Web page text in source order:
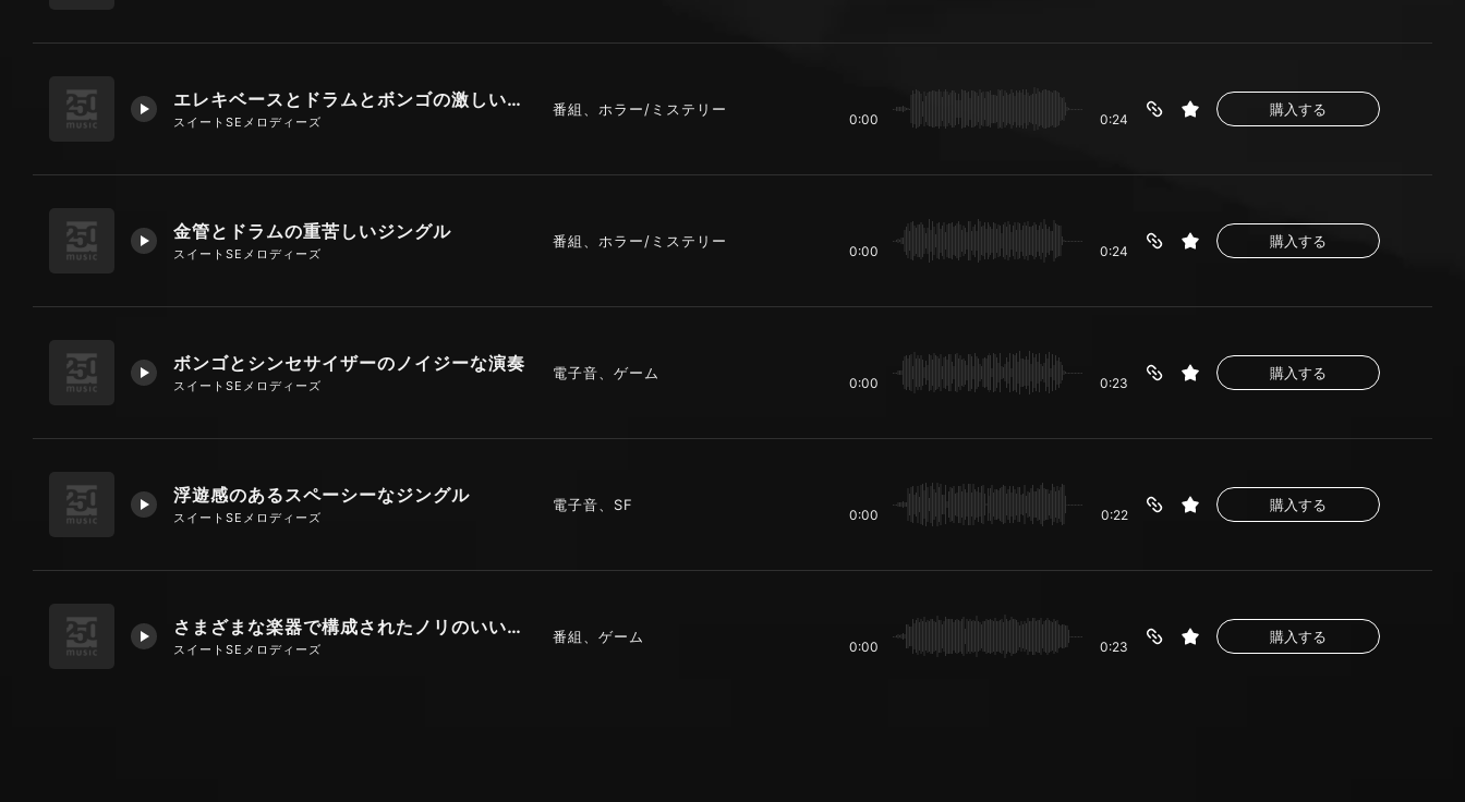
エレキベースとドラムとボンゴの激しい演奏
スイートSEメロディーズ
番組、ホラー/ミステリー
0:00 0:24
購入する
金管とドラムの重苦しいジングル
スイートSEメロディーズ
番組、ホラー/ミステリー
0:00 0:24
購入する
ボンゴとシンセサイザーのノイジーな演奏
スイートSEメロディーズ
電子音、ゲーム
0:00 0:23
購入する
浮遊感のあるスペーシーなジングル
スイートSEメロディーズ
電子音、SF
0:00 0:22
購入する
さまざまな楽器で構成されたノリのいいジングル
スイートSEメロディーズ
番組、ゲーム
0:00 0:23
購入する